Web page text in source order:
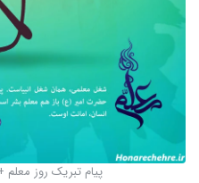
پیام تبریک روز